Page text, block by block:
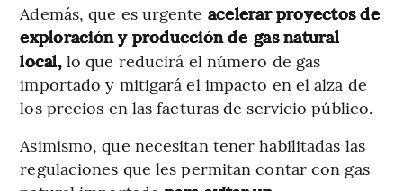
Además, que es urgente acelerar proyectos de
exploración y producción de gas natural
local,lo que reducirá el número de gas
importado y mitigará el impacto en el alza de
los precios en las facturas de servicio público.
Asimismo, que necesitan tener habilitadas las
regulaciones que les permitan contar con gas